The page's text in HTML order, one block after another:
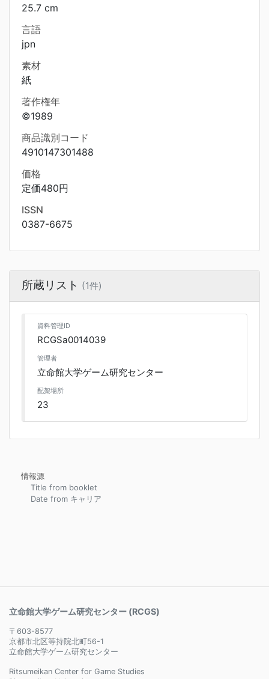
25.7 cm
言語
jpn
素材
紙
著作権年
©1989
商品識別コード
4910147301488
価格
定価480円
ISSN
0387-6675
所蔵リスト (1件)
資料管理ID
RCGSa0014039
管理者
立命館大学ゲーム研究センター
配架場所
23
情報源
Title from booklet
Date from キャリア
立命館大学ゲーム研究センター (RCGS)
〒603-8577
京都市北区等持院北町56-1
立命館大学ゲーム研究センター
Ritsumeikan Center for Game Studies